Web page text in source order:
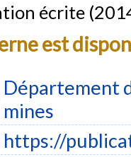
écrite
est
Département
mines
https://